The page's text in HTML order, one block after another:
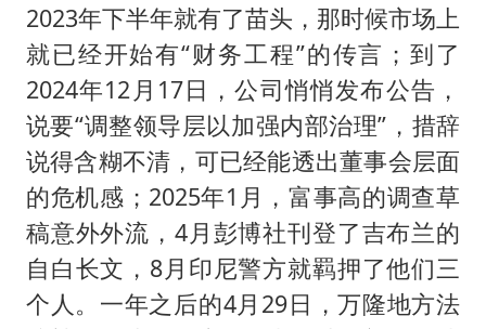
2023年下半年就有了苗头，那时候市场上
就已经开始有“财务工程”的传言；到了
2024年12月17日，公司悄悄发布公告，
说要“调整领导层以加强内部治理”，措辞
说得含糊不清，可已经能透出董事会层面
的危机感；2025年1月，富事高的调查草
稿意外外流，4月彭博社刊登了吉布兰的
自白长文，8月印尼警方就羁押了他们三
个人。一年之后的4月29日，万隆地方法